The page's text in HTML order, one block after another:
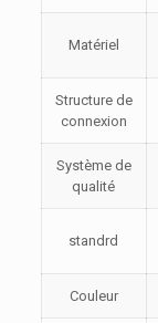
Matériel
Structure de
connexion
Système de
qualité
standrd
Couleur